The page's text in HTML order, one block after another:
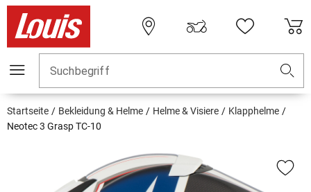
Suchbegriff
Startseite Bekleidung & Helme Helme & Visiere
Klapphelme
Neotec 3 Grasp TC-10